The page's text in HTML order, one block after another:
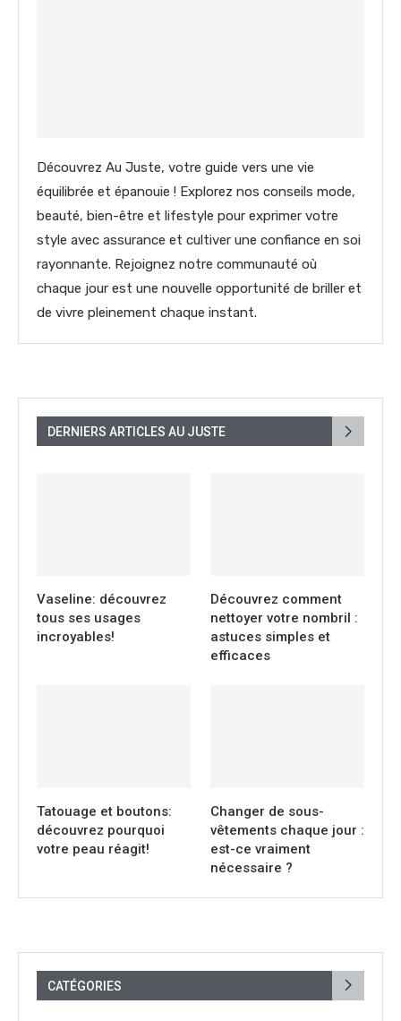
Découvrez Au Juste, votre guide vers une vie
équilibrée et épanouie ! Explorez nos conseils mode,
beauté, bien-être et lifestyle pour exprimer votre
style avec assurance et cultiver une confiance en soi
rayonnante. Rejoignez notre communauté où
chaque jour est une nouvelle opportunité de briller et
de vivre pleinement chaque instant.
DERNIERS ARTICLES AU JUSTE
Vaseline: découvrez
tous ses usages
incroyables!
Découvrez comment
nettoyer votre nombril :
astuces simples et
efficaces
Tatouage et boutons:
découvrez pourquoi
votre peau réagit!
Changer de sous-
vêtements chaque jour :
est-ce vraiment
nécessaire ?
CATÉGORIES